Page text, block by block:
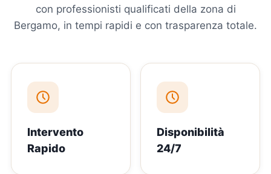
con professionisti qualificati della zona di
Bergamo, in tempi rapidi e con trasparenza totale.
Intervento
Rapido
Disponibilità
24/7